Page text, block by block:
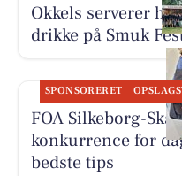
Okkels serverer
drikke på Smuk
SPONSORERET
FOA Silkeborg-
konkurrence for
bedste tips